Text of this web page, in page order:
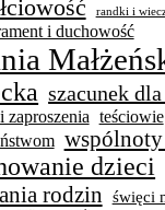
randki i
i duchowość
szacunek
zaproszenia teściowie
dzieci
rodzin święci